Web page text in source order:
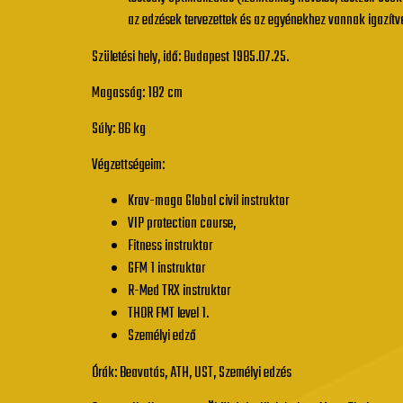
az edzések tervezettek és az egyénekhez vannak
Születési hely, idő: Budapest 1985.07.25.
Magasság: 182 cm
Súly: 86 kg
Végzettségeim:
Krav-maga Global civil instruktor
VIP protection course,
Fitness instruktor
GFM 1 instruktor
R-Med TRX instruktor
THOR FMT level 1.
Személyi edző
Órák: Beavatás, ATH, UST, Személyi edzés